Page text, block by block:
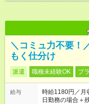
＼コミュ力不要！
もく仕分け
派遣 職種未経験OK ブ
給与
時給1180円／月
日勤務の場合＋